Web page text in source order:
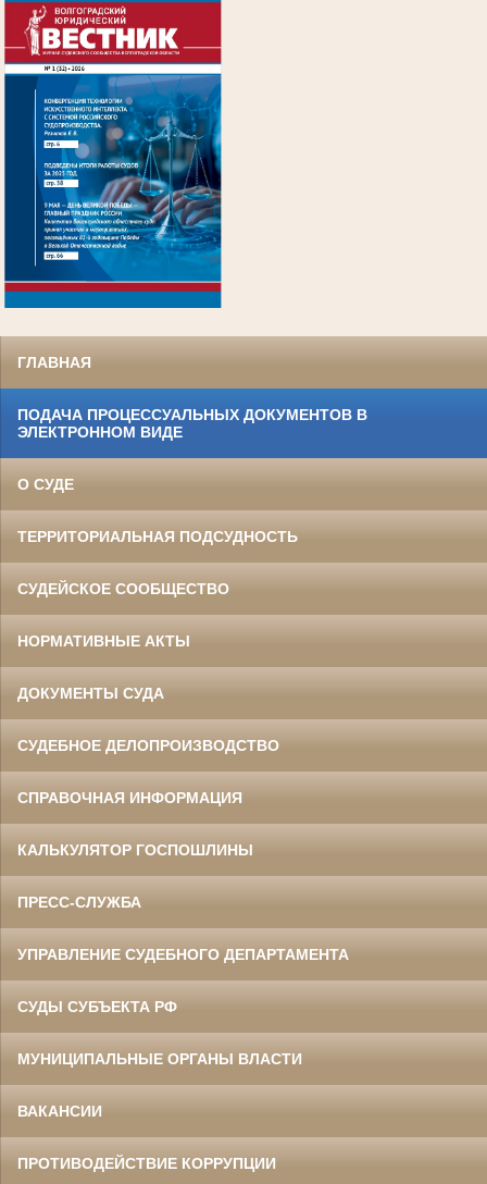
ГЛАВНАЯ
ПОДАЧА ПРОЦЕССУАЛЬНЫХ ДОКУМЕНТОВ В
ЭЛЕКТРОННОМ ВИДЕ
О СУДЕ
ТЕРРИТОРИАЛЬНАЯ ПОДСУДНОСТЬ
СУДЕЙСКОЕ СООБЩЕСТВО
НОРМАТИВНЫЕ АКТЫ
ДОКУМЕНТЫ СУДА
СУДЕБНОЕ ДЕЛОПРОИЗВОДСТВО
СПРАВОЧНАЯ ИНФОРМАЦИЯ
КАЛЬКУЛЯТОР ГОСПОШЛИНЫ
ПРЕСС-СЛУЖБА
УПРАВЛЕНИЕ СУДЕБНОГО ДЕПАРТАМЕНТА
СУДЫ СУБЪЕКТА РФ
МУНИЦИПАЛЬНЫЕ ОРГАНЫ ВЛАСТИ
ВАКАНСИИ
ПРОТИВОДЕЙСТВИЕ КОРРУПЦИИ